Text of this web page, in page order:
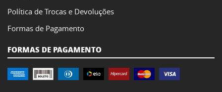
Política de Trocas e Devoluções
Formas de Pagamento
FORMAS DE PAGAMENTO